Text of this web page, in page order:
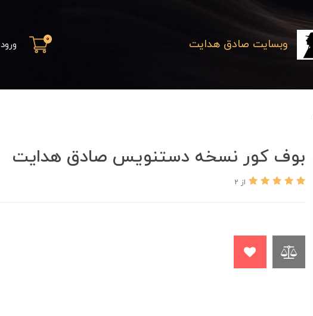
وبسایت صادق هدایت 0 ورود
بوف کور نسخه دستنویس صادق هدایت
از 2